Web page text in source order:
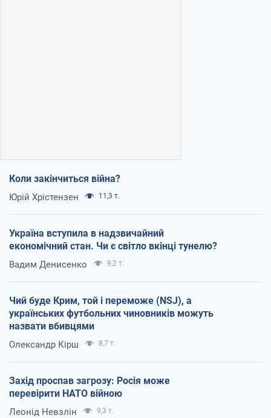
Коли закінчиться війна?
Юрій Хрістензен 11,3 т.
Україна вступила в надзвичайний
економічний стан. Чи є світло вкінці тунелю?
Вадим Денисенко 9,2 т.
Чий буде Крим, той і переможе (NSJ), а
українських футбольних чиновників можуть
назвати вбивцями
Олександр Кірш 8,7 т.
Захід проспав загрозу: Росія може
перевірити НАТО війною
Леонід Невзлін 9,3 т.